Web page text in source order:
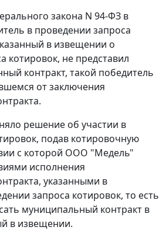
закона N 94-ФЗ в
в проведении запроса
в извещении о
котировок, не представил
контракт, такой победитель
от заключения
решение об участии в
подав котировочную
с которой ООО "Медель"
исполнения
указанными в
запроса котировок, то есть
муниципальный контракт в
в извещении.